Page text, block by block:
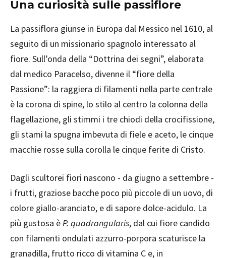
Una curiosità sulle passiflore
La passiflora giunse in Europa dal Messico nel 1610, al
seguito di un missionario spagnolo interessato al
fiore. Sull’onda della “Dottrina dei segni”, elaborata
dal medico Paracelso, divenne il “fiore della
Passione”: la raggiera di filamenti nella parte centrale
è la corona di spine, lo stilo al centro la colonna della
flagellazione, gli stimmi i tre chiodi della crocifissione,
gli stami la spugna imbevuta di fiele e aceto, le cinque
macchie rosse sulla corolla le cinque ferite di Cristo.
Dagli scultorei fiori nascono - da giugno a settembre -
i frutti, graziose bacche poco più piccole di un uovo, di
colore giallo-aranciato, e di sapore dolce-acidulo. La
più gustosa èP. quadrangularis, dal cui fiore candido
con filamenti ondulati azzurro-porpora scaturisce la
granadilla, frutto ricco di vitamina C e, in